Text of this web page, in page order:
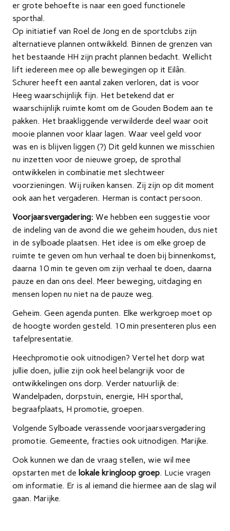
er grote behoefte is naar een goed functionele
sporthal.
Op initiatief van Roel de Jong en de sportclubs zijn
alternatieve plannen ontwikkeld. Binnen de grenzen van
het bestaande HH zijn pracht plannen bedacht. Wellicht
lift iedereen mee op alle bewegingen op it Eilân.
Schurer heeft een aantal zaken verloren, dat is voor
Heeg waarschijnlijk fijn. Het betekend dat er
waarschijnlijk ruimte komt om de Gouden Bodem aan te
pakken. Het braakliggende verwilderde deel waar ooit
mooie plannen voor klaar lagen. Waar veel geld voor
was en is blijven liggen (?) Dit geld kunnen we misschien
nu inzetten voor de nieuwe groep, de sprothal
ontwikkelen in combinatie met slechtweer
voorzieningen. Wij ruiken kansen. Zij zijn op dit moment
ook aan het vergaderen. Herman is contact persoon.
Voorjaarsvergadering: We hebben een suggestie voor
de indeling van de avond die we geheim houden, dus niet
in de sylboade plaatsen. Het idee is om elke groep de
ruimte te geven om hun verhaal te doen bij binnenkomst,
daarna 10 min te geven om zijn verhaal te doen, daarna
pauze en dan ons deel. Meer beweging, uitdaging en
mensen lopen nu niet na de pauze weg.
Geheim. Geen agenda punten. Elke werkgroep moet op
de hoogte worden gesteld. 10 min presenteren plus een
tafelpresentatie.
Heechpromotie ook uitnodigen? Vertel het dorp wat
jullie doen, jullie zijn ook heel belangrijk voor de
ontwikkelingen ons dorp. Verder natuurlijk de:
Wandelpaden, dorpstuin, energie, HH sporthal,
begraafplaats, H promotie, groepen.
Volgende Sylboade verassende voorjaarsvergadering
promotie. Gemeente, fracties ook uitnodigen. Marijke.
Ook kunnen we dan de vraag stellen, wie wil mee
opstarten met de lokale kringloop groep. Lucie vragen
om informatie. Er is al iemand die hiermee aan de slag wil
gaan. Marijke.